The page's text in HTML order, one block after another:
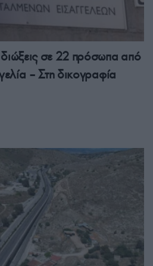
σε 22 πρόσωπα από
– Στη δικογραφία